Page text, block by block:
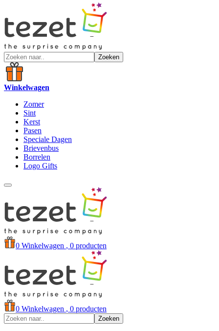
Zoeken
Winkelwagen
Zomer
Sint
Kerst
Pasen
Speciale Dagen
Brievenbus
Borrelen
Logo Gifts
0 Winkelwagen , 0 producten
0 Winkelwagen , 0 producten
Zoeken